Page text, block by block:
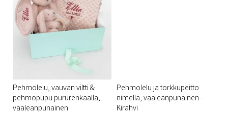
Pehmolelu, vauvan viltti &
pehmopupu pururenkaalla,
vaaleanpunainen
Pehmolelu ja torkkupeitto
nimellä, vaaleanpunainen –
Kirahvi